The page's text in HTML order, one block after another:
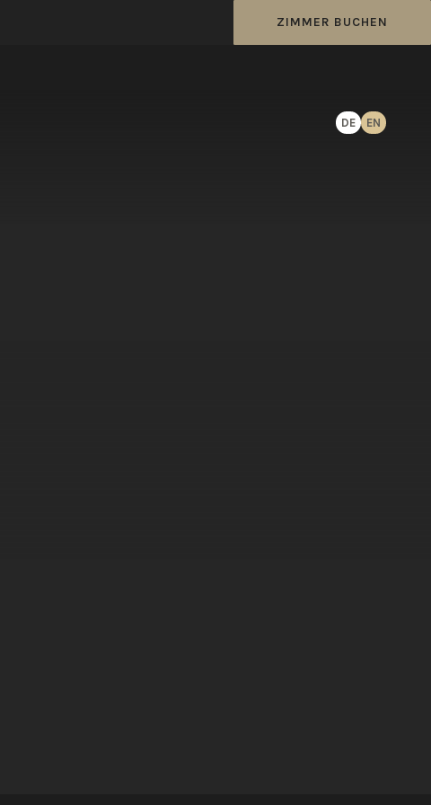
ZIMMER BUCHEN
DE EN